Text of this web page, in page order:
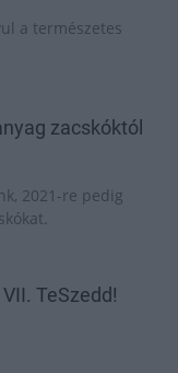
a természetes
zacskóktól
2021-re pedig
TeSzedd!